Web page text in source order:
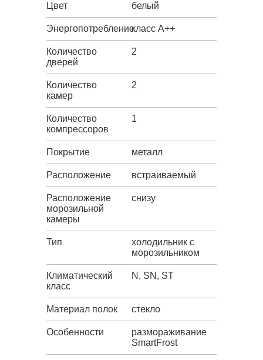
Цвет белый
Энергопотреблениекласс A++
Количество
дверей
2
Количество
камер
2
Количество
компрессоров
1
Покрытие металл
Расположение встраиваемый
Расположение
морозильной
камеры
снизу
Тип
холодильник с
морозильником
Климатический
класс
N, SN, ST
Материал полок стекло
Особенности
размораживание
SmartFrost